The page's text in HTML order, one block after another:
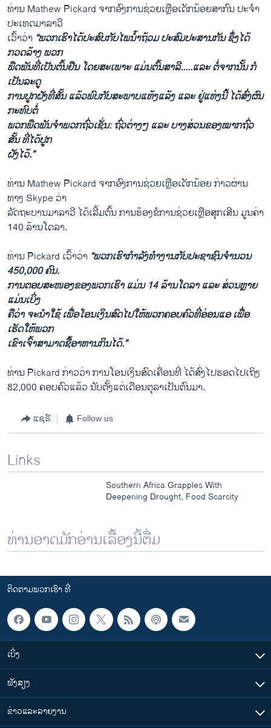
ທ່ານ Mathew Pickard ຈາກອົງການຊ່ວຍເຫຼືອເດັກນ້ອຍສາກົນ ປະຈຳ
ປະເທດມາລາວີ
ເວົ້າວ່າ “ພວກເຮົາໄດ້ປະສົບກັບໄພນ້ຳຖ້ວມ ປະສົມປະສານກັນ ຊຶ່ງໄດ້
ກວດລ້າງ ພວກ
ພືດພັນທີ່ເປັນຕົ້ນຢືນ ໂດຍສະເພາະ ແມ່ນຕົ້ນສາລີ.....ແລະ ຕໍ່ຈາກນັ້ນ ກໍ
ເປັນລະດູ
ການປູກຝັງທີ່ສັ້ນ ແລ້ວພົບກັບສະພາບແຫ້ງແລ້ງ ແລະ ຢູ່ແຫ່ງນີ້ ໄດ້ສົ່ງຜົນ
ກະທົບຕໍ່
ພວກພືດພັນຈຳພວກຖົ່ວເຊັ່ນ: ຖົ່ວຕ່າງໆ ແລະ ບາງສ່ວນຂອງໝາກຖົ່ວ
ສັ້ນ ທີ່ໄດ້ປູກ
ຝັງໄວ້.”
ທ່ານ Mathew Pickard ຈາກອົງການຊ່ວຍເຫຼືອເດັກນ້ອຍ ກ່າວຜ່ານ
ທາງ Skype ວ່າ
ລັດຖະບານມາລາວີ ໄດ້ເລີ້ມຕົ້ນ ການຮ້ອງຂໍການຊ່ວຍເຫຼືອສຸກເສີນ ມູນຄ່າ
140 ລ້ານໂດລາ.
ທ່ານ Pickard ເວົ້າວ່າ “ພວກເຮົາກຳລັງທຳງານກັບປະຊາຊົນຈຳນວນ
450,000 ຄົນ.
ການຕອບສະໜອງຂອງພວກເຮົາ ແມ່ນ 14 ລ້ານໂດລາ ແລະ ສ່ວນຫຼາຍ
ແມ່ນເບິ່ງ
ຄືວ່າ ຈະນຳໃຊ້ ເພື່ອໂອນເງິນສົດໄປໃຫ້ພວກຄອບຄົວທີ່ອ່ອນແອ ເພື່ອ
ເຮັດໃຫ້ພວກ
ເຂົາເຈົ້າສາມາດຊື້ອາຫານກິນໄດ້.”
ທ່ານ Pickard ກ່າວວ່າ ການໂອນເງິນສົດເຄື່ອນທີ່ ໄດ້ສົ່ງໄປຮອດໄປເຖິງ
82,000 ຄອບຄົວແລ້ວ ນັບຕັ້ງແຕ່ເດືອນຕຸລາເປັນຕົນມາ.
ແຊຣ໌ Follow us
Links
Southern Africa Grapples With
Deepening Drought, Food Scarcity
ທ່ານອາດມັກອ່ານເລື້ອງນີ້ຕື່ມ
ຕິດຕາມພວກເຮົາ ທີ່
ເບິ່ງ
ຟັງສຽງ
ຂ່າວແລະລາຍງານ